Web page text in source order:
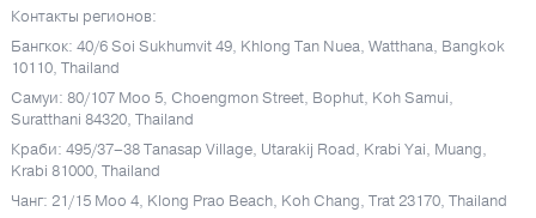
Контакты регионов:
Бангкок: 40/6 Soi Sukhumvit 49, Khlong Tan Nuea, Watthana, Bangkok
10110, Thailand
Самуи: 80/107 Moo 5, Choengmon Street, Bophut, Koh Samui,
Suratthani 84320, Thailand
Краби: 495/37–38 Tanasap Village, Utarakij Road, Krabi Yai, Muang,
Krabi 81000, Thailand
Чанг: 21/15 Moo 4, Klong Prao Beach, Koh Chang, Trat 23170, Thailand